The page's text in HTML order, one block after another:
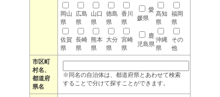
岡山
県
広島
県
山口
県
徳島
県
香川
県
愛
媛県
高知
県
福岡
県
佐賀
県
長崎
県
熊本
県
大分
県
宮崎
県
鹿
児島県
沖縄
県
その
他
市区町
村名、
都道府
県名
※同名の自治体は、都道府県とあわせて検索
することで分けて探すことができます。